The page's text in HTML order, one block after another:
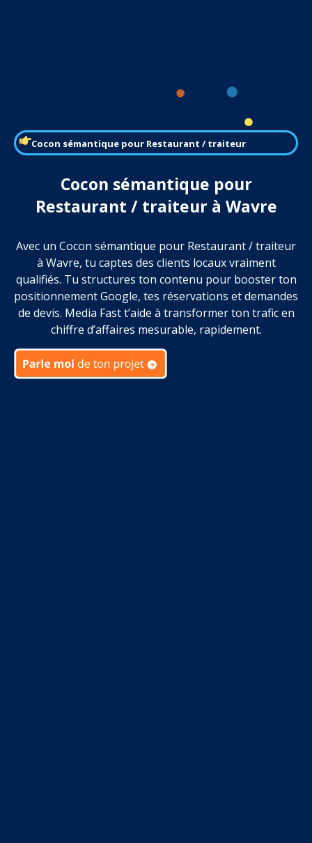
Cocon sémantique pour Restaurant / traiteur
Cocon sémantique pour
Restaurant / traiteur à Wavre
Avec un Cocon sémantique pour Restaurant / traiteur
à Wavre, tu captes des clients locaux vraiment
qualifiés. Tu structures ton contenu pour booster ton
positionnement Google, tes réservations et demandes
de devis. Media Fast t’aide à transformer ton trafic en
chiffre d’affaires mesurable, rapidement.